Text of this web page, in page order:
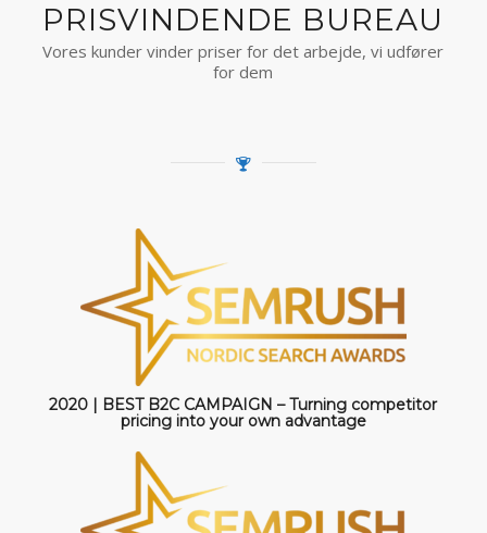
PRISVINDENDE BUREAU
Vores kunder vinder priser for det arbejde, vi udfører
for dem
2020 | BEST B2C CAMPAIGN – Turning competitor
pricing into your own advantage